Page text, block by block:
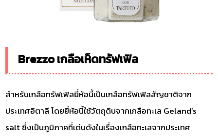
Brezzo เกลือเห็ดทรัฟเฟิล
สำหรับเกลือทรัฟเฟิลยี่ห้อนี้เป็นเกลือทรัฟเฟิลสัญชาติจาก
ประเทศอิตาลี โดยยี่ห้อนี้ใช้วัตถุดิบจากเกลือทะเล Geland’s
salt ซึ่งเป็นภูมิภาคที่เด่นดังในเรื่องเกลือทะเลจากประเทศ